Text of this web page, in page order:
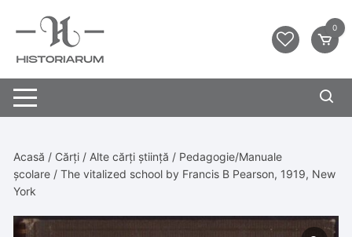
0
Acasă / Cărți / Alte cărți știință / Pedagogie/Manuale
școlare / The vitalized school by Francis B Pearson, 1919, New
York